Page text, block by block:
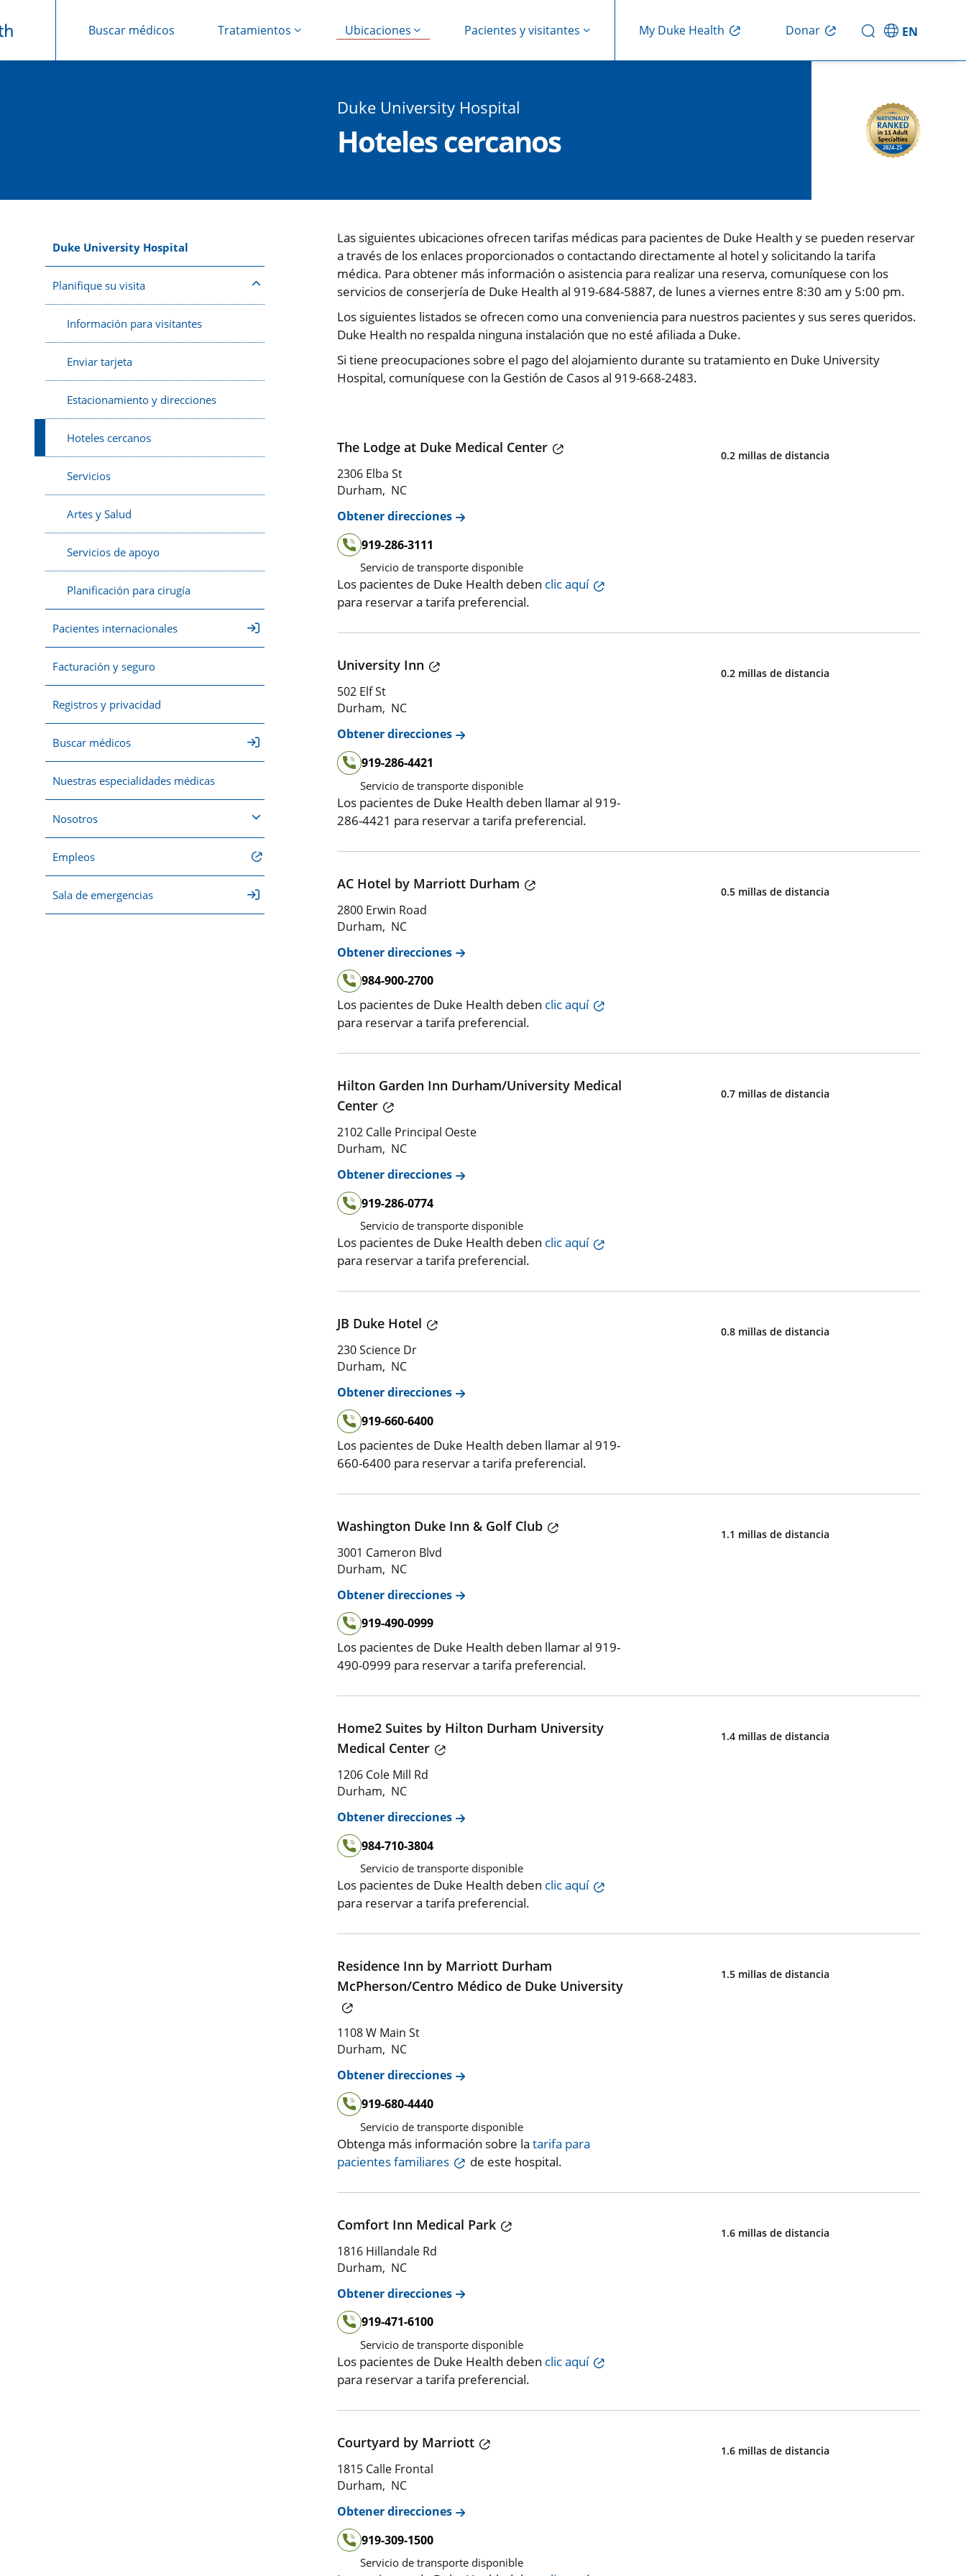
Buscar médicos Tratamientos Ubicaciones Pacientes y visitantes My Duke Health Donar EN
Duke University Hospital
Hoteles cercanos
Duke University Hospital
Planifique su visita
Información para visitantes
Enviar tarjeta
Estacionamiento y direcciones
Hoteles cercanos
Servicios
Artes y Salud
Servicios de apoyo
Planificación para cirugía
Pacientes internacionales
Facturación y seguro
Registros y privacidad
Buscar médicos
Nuestras especialidades médicas
Nosotros
Empleos
Sala de emergencias
Las siguientes ubicaciones ofrecen tarifas médicas para pacientes de Duke Health y se pueden reservar
a través de los enlaces proporcionados o contactando directamente al hotel y solicitando la tarifa
médica. Para obtener más información o asistencia para realizar una reserva, comuníquese con los
servicios de conserjería de Duke Health al 919-684-5887, de lunes a viernes entre 8:30 am y 5:00 pm.
Los siguientes listados se ofrecen como una conveniencia para nuestros pacientes y sus seres queridos.
Duke Health no respalda ninguna instalación que no esté afiliada a Duke.
Si tiene preocupaciones sobre el pago del alojamiento durante su tratamiento en Duke University
Hospital, comuníquese con la Gestión de Casos al 919-668-2483.
The Lodge at Duke Medical Center
2306 Elba St
Durham, NC
Obtener direcciones
919-286-3111
Servicio de transporte disponible
Los pacientes de Duke Health deben clic aquí
para reservar a tarifa preferencial.
0.2 millas de distancia
University Inn
502 Elf St
Durham, NC
Obtener direcciones
919-286-4421
Servicio de transporte disponible
Los pacientes de Duke Health deben llamar al 919-
286-4421 para reservar a tarifa preferencial.
0.2 millas de distancia
AC Hotel by Marriott Durham
2800 Erwin Road
Durham, NC
Obtener direcciones
984-900-2700
Los pacientes de Duke Health deben clic aquí
para reservar a tarifa preferencial.
0.5 millas de distancia
Hilton Garden Inn Durham/University Medical
Center
2102 Calle Principal Oeste
Durham, NC
Obtener direcciones
919-286-0774
Servicio de transporte disponible
Los pacientes de Duke Health deben clic aquí
para reservar a tarifa preferencial.
0.7 millas de distancia
JB Duke Hotel
230 Science Dr
Durham, NC
Obtener direcciones
919-660-6400
Los pacientes de Duke Health deben llamar al 919-
660-6400 para reservar a tarifa preferencial.
0.8 millas de distancia
Washington Duke Inn & Golf Club
3001 Cameron Blvd
Durham, NC
Obtener direcciones
919-490-0999
Los pacientes de Duke Health deben llamar al 919-
490-0999 para reservar a tarifa preferencial.
1.1 millas de distancia
Home2 Suites by Hilton Durham University
Medical Center
1206 Cole Mill Rd
Durham, NC
Obtener direcciones
984-710-3804
Servicio de transporte disponible
Los pacientes de Duke Health deben clic aquí
para reservar a tarifa preferencial.
1.4 millas de distancia
Residence Inn by Marriott Durham
McPherson/Centro Médico de Duke University
1108 W Main St
Durham, NC
Obtener direcciones
919-680-4440
Servicio de transporte disponible
Obtenga más información sobre la tarifa para
pacientes familiares
de este hospital.
1.5 millas de distancia
Comfort Inn Medical Park
1816 Hillandale Rd
Durham, NC
Obtener direcciones
919-471-6100
Servicio de transporte disponible
Los pacientes de Duke Health deben clic aquí
para reservar a tarifa preferencial.
1.6 millas de distancia
Courtyard by Marriott
1815 Calle Frontal
Durham, NC
Obtener direcciones
919-309-1500
Servicio de transporte disponible
1.6 millas de distancia